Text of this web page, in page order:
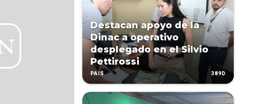
Destacan apoyo de la
Dinac a operativo
desplegado en el Silvio
Pettirossi
PAÍS 389D